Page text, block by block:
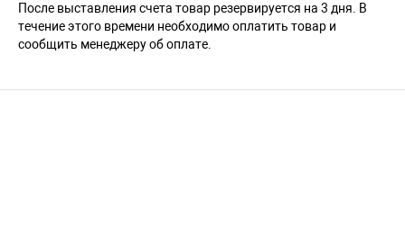
После выставления счета товар резервируется на 3 дня. В
течение этого времени необходимо оплатить товар и
сообщить менеджеру об оплате.